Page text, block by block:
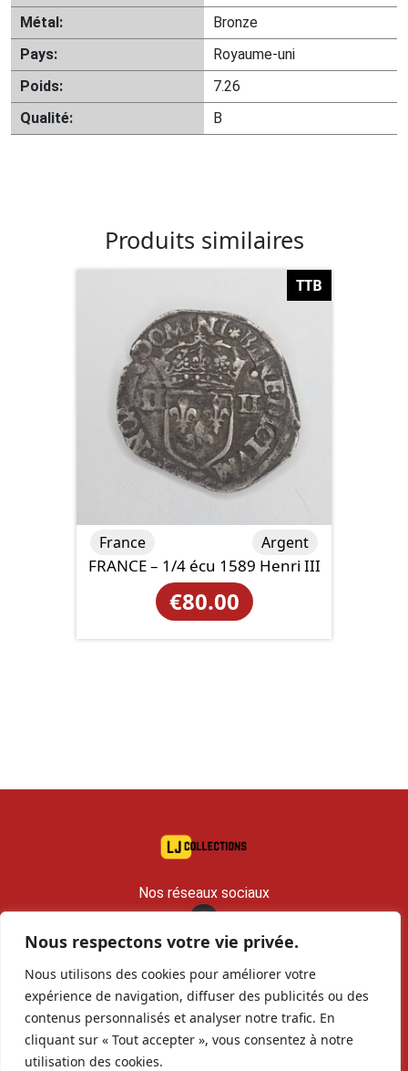
Nous respectons votre vie privée.
Nous utilisons des cookies pour améliorer votre
expérience de navigation, diffuser des publicités ou des
contenus personnalisés et analyser notre trafic. En
cliquant sur « Tout accepter », vous consentez à notre
utilisation des cookies.
Métal:
Bronze
Pays:
Royaume-uni
Poids:
7.26
Qualité:
B
Produits similaires
TTB
FRANCE – 1/4 écu 1589 Henri III
€80.00
France Argent
Nos réseaux sociaux
contact@lj-collections.com
RCS 979 374 147 Romans
Vous voulez
vendre ?
Contact Archives